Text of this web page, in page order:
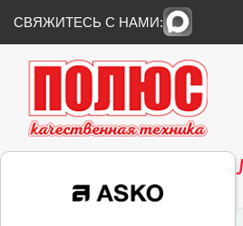
СВЯЖИТЕСЬ С НАМИ: